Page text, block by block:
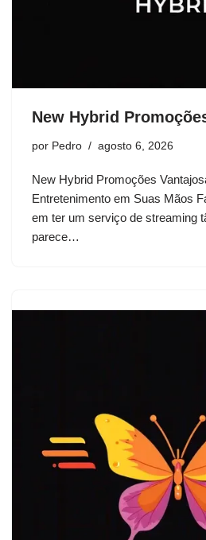
New Hybrid
por Pedro agosto 6, 2026
New Hybrid Promoções
Entretenimento em Suas Mãos
em ter um serviço de streaming
parece…